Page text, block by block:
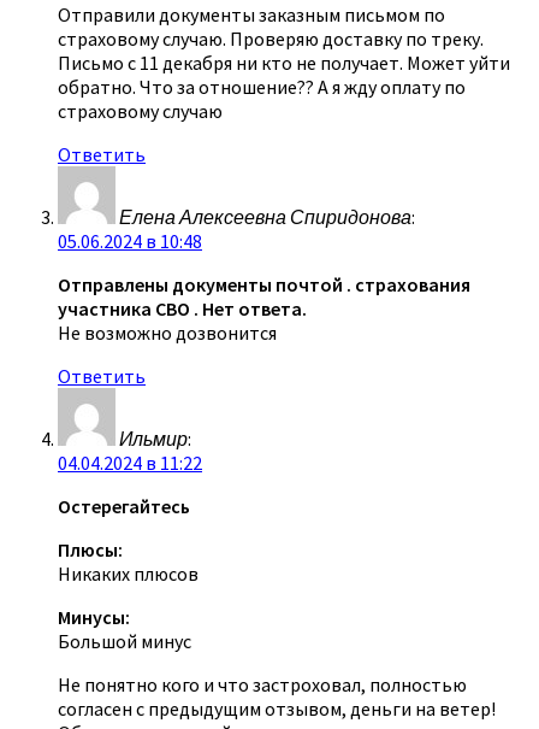
Отправили документы заказным письмом по
страховому случаю. Проверяю доставку по треку.
Письмо с 11 декабря ни кто не получает. Может уйти
обратно. Что за отношение?? А я жду оплату по
страховому случаю
Ответить
Елена Алексеевна Спиридонова:
05.06.2024 в 10:48
Отправлены документы почтой . страхования
участника СВО . Нет ответа.
Не возможно дозвонится
Ответить
Ильмир:
04.04.2024 в 11:22
Остерегайтесь
Плюсы:
Никаких плюсов
Минусы:
Большой минус
Не понятно кого и что застроховал, полностью
согласен с предыдущим отзывом, деньги на ветер!